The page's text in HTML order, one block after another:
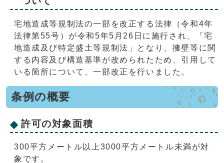
宅地造成等規制法の一部を改正する法律（令和4年
法律第55号）が令和5年5月26日に施行され、「宅
地造成及び特定盛土等規制法」となり、擁壁等に関
する内容及び構造基準が改められたため、引用して
いる箇所について、一部改正を行いました。
条例の概要
許可の対象面積
300平方メートル以上3000平方メートル未満が対
象です。